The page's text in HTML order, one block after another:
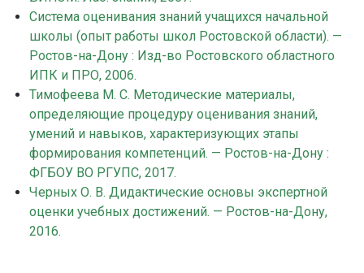
Система оценивания знаний учащихся начальной
школы (опыт работы школ Ростовской области). —
Ростов-на-Дону : Изд-во Ростовского областного
ИПК и ПРО, 2006.
Тимофеева М. С. Методические материалы,
определяющие процедуру оценивания знаний,
умений и навыков, характеризующих этапы
формирования компетенций. — Ростов-на-Дону :
ФГБОУ ВО РГУПС, 2017.
Черных О. В. Дидактические основы экспертной
оценки учебных достижений. — Ростов-на-Дону,
2016.